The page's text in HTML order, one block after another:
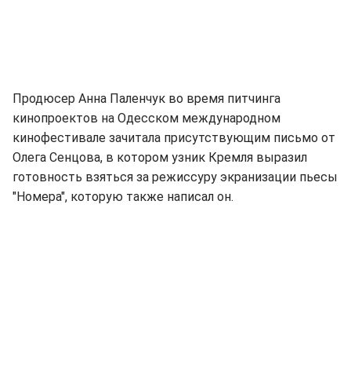
Продюсер Анна Паленчук во время питчинга
кинопроектов на Одесском международном
кинофестивале зачитала присутствующим письмо от
Олега Сенцова, в котором узник Кремля выразил
готовность взяться за режиссуру экранизации пьесы
"Номера", которую также написал он.